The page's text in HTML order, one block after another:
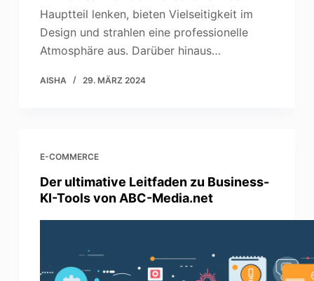
Hauptteil lenken, bieten Vielseitigkeit im
Design und strahlen eine professionelle
Atmosphäre aus. Darüber hinaus…
AISHA 29. MÄRZ 2024
E-COMMERCE
Der ultimative Leitfaden zu Business-
KI-Tools von ABC-Media.net